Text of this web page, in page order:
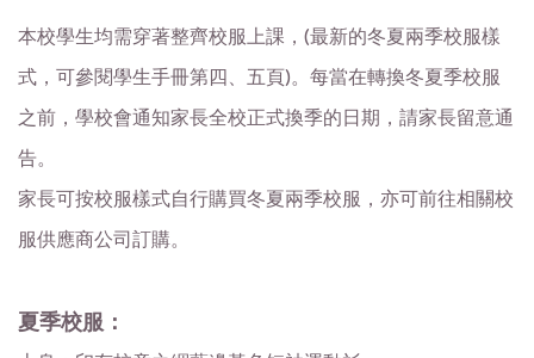
本校學生均需穿著整齊校服上課，(最新的冬夏兩季校服樣
式，可參閱學生手冊第四、五頁)。每當在轉換冬夏季校服
之前，學校會通知家長全校正式換季的日期，請家長留意通
告。
家長可按校服樣式自行購買冬夏兩季校服，亦可前往相關校
服供應商公司訂購。
夏季校服：